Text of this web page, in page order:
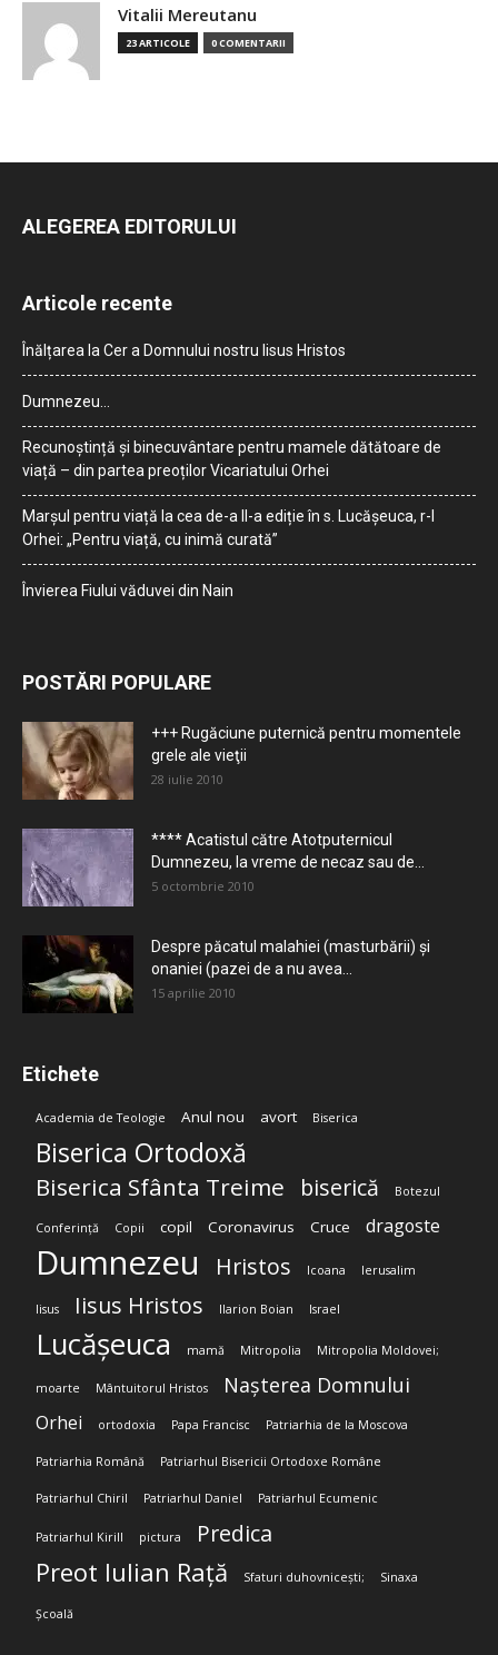
Vitalii Mereutanu
23 ARTICOLE 0 COMENTARII
ALEGEREA EDITORULUI
Articole recente
Înălțarea la Cer a Domnului nostru Iisus Hristos
Dumnezeu…
Recunoștință și binecuvântare pentru mamele dătătoare de
viață – din partea preoților Vicariatului Orhei
Marșul pentru viață la cea de-a II-a ediție în s. Lucășeuca, r-l
Orhei: „Pentru viață, cu inimă curată”
Învierea Fiului văduvei din Nain
POSTĂRI POPULARE
+++ Rugăciune puternică pentru momentele
grele ale vieţii
28 iulie 2010
**** Acatistul către Atotputernicul
Dumnezeu, la vreme de necaz sau de...
5 octombrie 2010
Despre păcatul malahiei (masturbării) şi
onaniei (pazei de a nu avea...
15 aprilie 2010
Etichete
Academia de Teologie Anul nou avort Biserica
Biserica Ortodoxă
Biserica Sfânta Treime biserică Botezul
Conferință Copii copil Coronavirus Cruce dragoste
Dumnezeu Hristos Icoana Ierusalim
Iisus Iisus Hristos Ilarion Boian Israel
Lucășeuca mamă Mitropolia Mitropolia Moldovei;
moarte Mântuitorul Hristos Nașterea Domnului
Orhei ortodoxia Papa Francisc Patriarhia de la Moscova
Patriarhia Română Patriarhul Bisericii Ortodoxe Române
Patriarhul Chiril Patriarhul Daniel Patriarhul Ecumenic
Patriarhul Kirill pictura Predica
Preot Iulian Rață Sfaturi duhovnicești; Sinaxa
Școală